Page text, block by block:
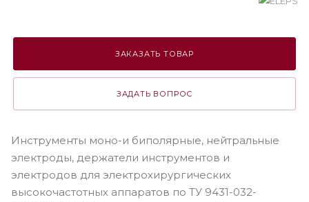
ЗАКАЗАТЬ ТОВАР
ЗАДАТЬ ВОПРОС
Инструменты моно-и биполярные, нейтральные
электроды, держатели инструментов и
электродов для электрохирургических
высокочастотных аппаратов по ТУ 9431-032-